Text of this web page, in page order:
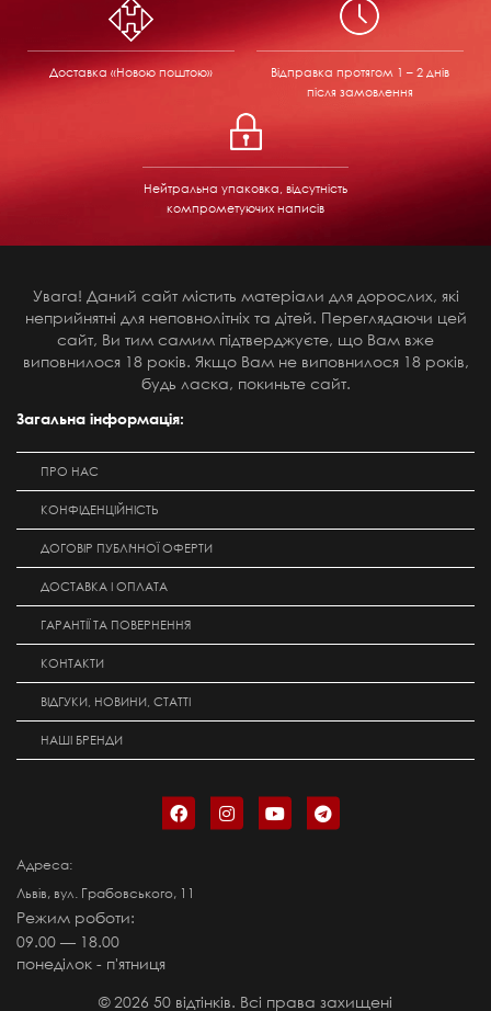
Доставка «Новою поштою» Відправка протягом 1 – 2 днів
після замовлення
Нейтральна упаковка, відсутність
компрометуючих написів
Увага! Даний сайт містить матеріали для дорослих, які
неприйнятні для неповнолітніх та дітей. Переглядаючи цей
сайт, Ви тим самим підтверджуєте, що Вам вже
виповнилося 18 років. Якщо Вам не виповнилося 18 років,
будь ласка, покиньте сайт.
Загальна інформація:
ПРО НАС
КОНФІДЕНЦІЙНІСТЬ
ДОГОВІР ПУБЛІЧНОЇ ОФЕРТИ
ДОСТАВКА І ОПЛАТА
ГАРАНТІЇ ТА ПОВЕРНЕННЯ
КОНТАКТИ
ВІДГУКИ, НОВИНИ, СТАТТІ
НАШІ БРЕНДИ
Адреса:
Львів, вул. Грабовського, 11
Режим роботи:
09.00 — 18.00
понеділок - п'ятниця
©2026 50 відтінків. Всі права захищені